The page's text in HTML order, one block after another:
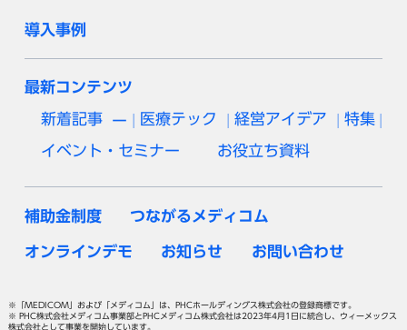
導入事例
最新コンテンツ
新着記事 医療テック 経営アイデア 特集
イベント・セミナー お役立ち資料
補助金制度 つながるメディコム
オンラインデモ お知らせ お問い合わせ
※「MEDICOM」および「メディコム」は、PHCホールディングス株式会社の登録商標です。
※ PHC株式会社メディコム事業部とPHCメディコム株式会社は2023年4月1日に統合し、ウィーメックス
株式会社として事業を開始しています。